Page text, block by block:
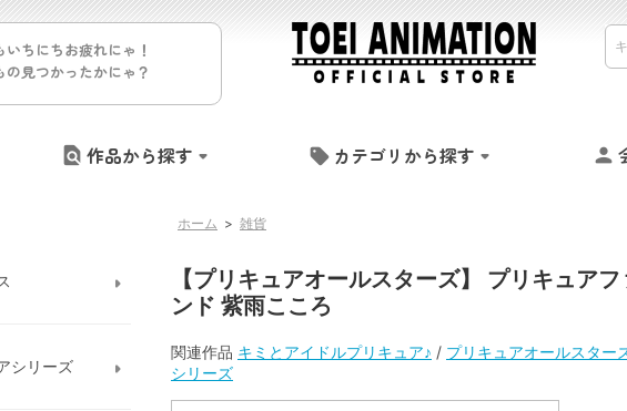
いちにちお疲れにゃ！
の見つかったかにゃ？
作品から探す カテゴリから探す
ホーム > 雑貨
【プリキュアオールスターズ】 プリキュア
ンド 紫雨こころ
関連作品 キミとアイドルプリキュア♪ / プリキュアオールスター
シリーズ
シリーズ